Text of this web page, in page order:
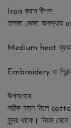
Iron করার টিপস
হালকা ভেজা অবস্থায়
Medium heat
Embroidery বা
উপসংহার
সঠিক যত্ন নিলে
সুন্দর থাকে। নিয়ম